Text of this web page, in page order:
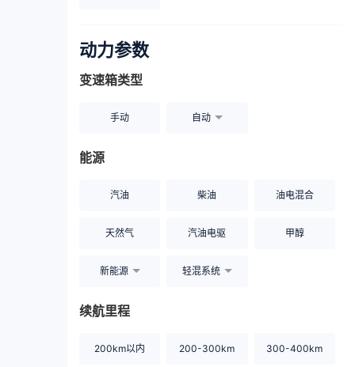
动力参数
变速箱类型
手动 自动
能源
汽油 柴油 油电混合
天然气 汽油电驱 甲醇
新能源 轻混系统
续航里程
200km以内 200-300km 300-400km